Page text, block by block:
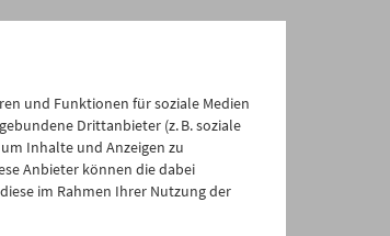
PDF
language or subtitles
und Funktionen für soziale Medien
Drittanbieter (z. B. soziale
Inhalte und Anzeigen zu
Anbieter können die dabei
im Rahmen Ihrer Nutzung der